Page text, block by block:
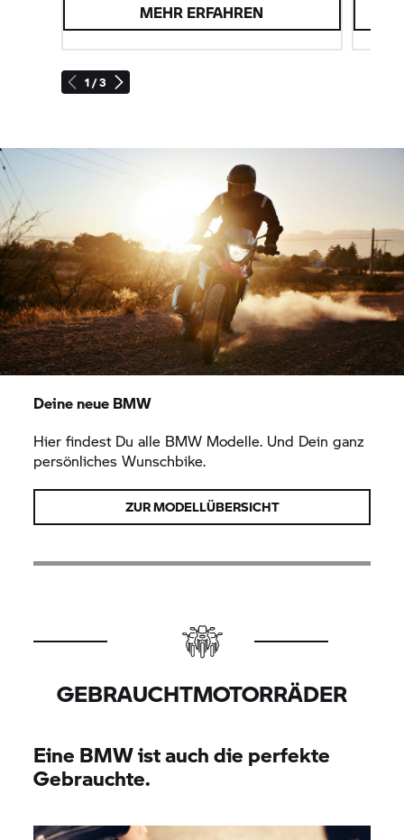
1 / 3
MEHR ERFAHREN
Deine neue BMW
Hier findest Du alle BMW Modelle. Und Dein ganz
persönliches Wunschbike.
ZUR MODELLÜBERSICHT
GEBRAUCHTMOTORRÄDER
Eine BMW ist auch die perfekte
Gebrauchte.